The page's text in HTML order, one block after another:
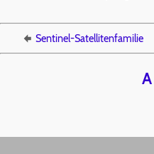
Sentinel-Satellitenfamilie
A